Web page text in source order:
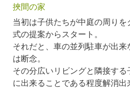
挾間の家
当初は子供たちが中庭の周り
式の提案からスタート。
それだと、車の並列駐車が出
は断念。
その分広いリビングと隣接す
に出来ることである程度解消出